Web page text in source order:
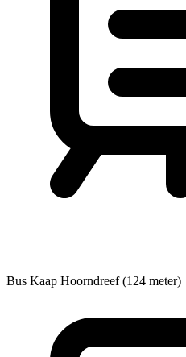
Bus Kaap Hoorndreef (124 meter)